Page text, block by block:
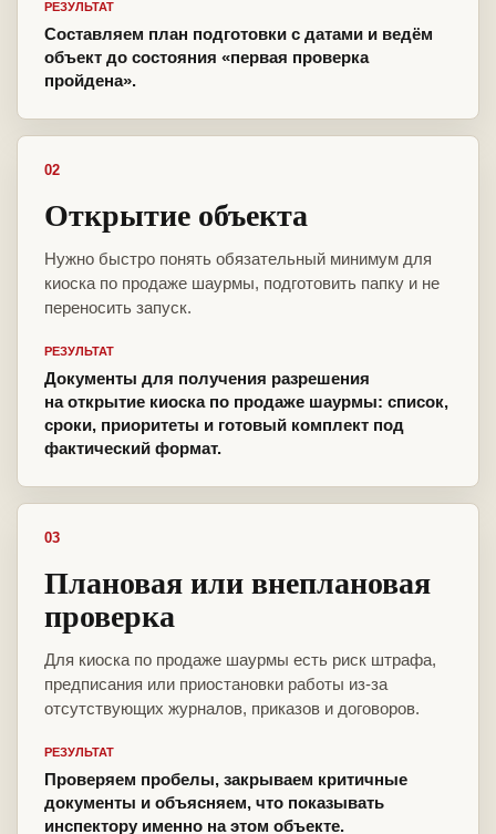
РЕЗУЛЬТАТ
Составляем план подготовки с датами и ведём
объект до состояния «первая проверка
пройдена».
02
Открытие объекта
Нужно быстро понять обязательный минимум для
киоска по продаже шаурмы, подготовить папку и не
переносить запуск.
РЕЗУЛЬТАТ
Документы для получения разрешения
на открытие киоска по продаже шаурмы: список,
сроки, приоритеты и готовый комплект под
фактический формат.
03
Плановая или внеплановая
проверка
Для киоска по продаже шаурмы есть риск штрафа,
предписания или приостановки работы из-за
отсутствующих журналов, приказов и договоров.
РЕЗУЛЬТАТ
Проверяем пробелы, закрываем критичные
документы и объясняем, что показывать
инспектору именно на этом объекте.